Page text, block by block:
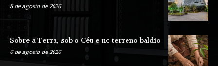
8 de agosto de 2026
Sobre a Terra, sob o Céu e no terreno baldio
6 de agosto de 2026